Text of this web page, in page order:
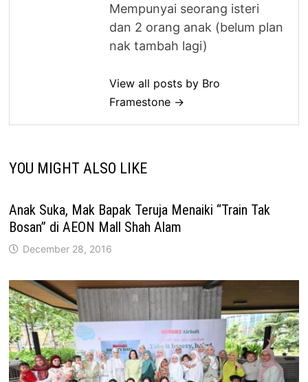
Mempunyai seorang isteri
dan 2 orang anak (belum plan
nak tambah lagi)
View all posts by Bro
Framestone →
YOU MIGHT ALSO LIKE
Anak Suka, Mak Bapak Teruja Menaiki “Train Tak
Bosan” di AEON Mall Shah Alam
December 28, 2016